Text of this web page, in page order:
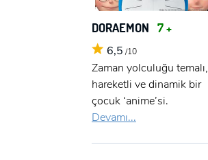
DORAEMON 7 +
6,5 /10
Zaman yolculuğu temalı,
hareketli ve dinamik bir
çocuk ‘anime’si.
Devamı...